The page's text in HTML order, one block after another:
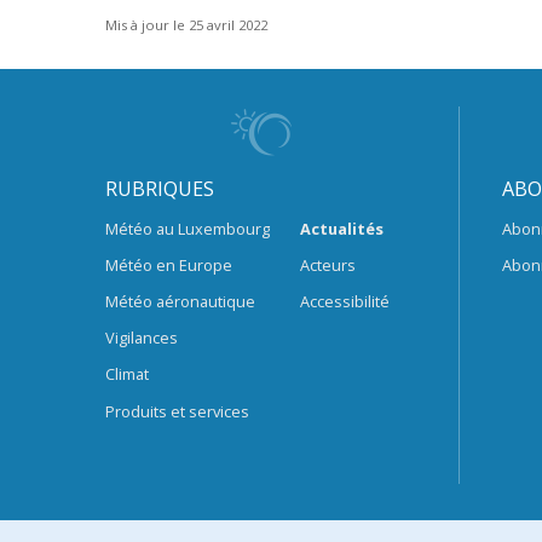
Mis à jour le 25 avril 2022
RUBRIQUES
Météo au Luxembourg
Météo en Europe
Météo aéronautique
Vigilances
Climat
Produits et services
Actualités
Acteurs
Accessibilité